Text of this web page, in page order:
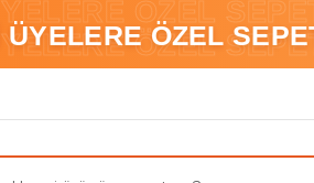
ÖZEL
ÖZEL
ÜYELERE ÖZEL